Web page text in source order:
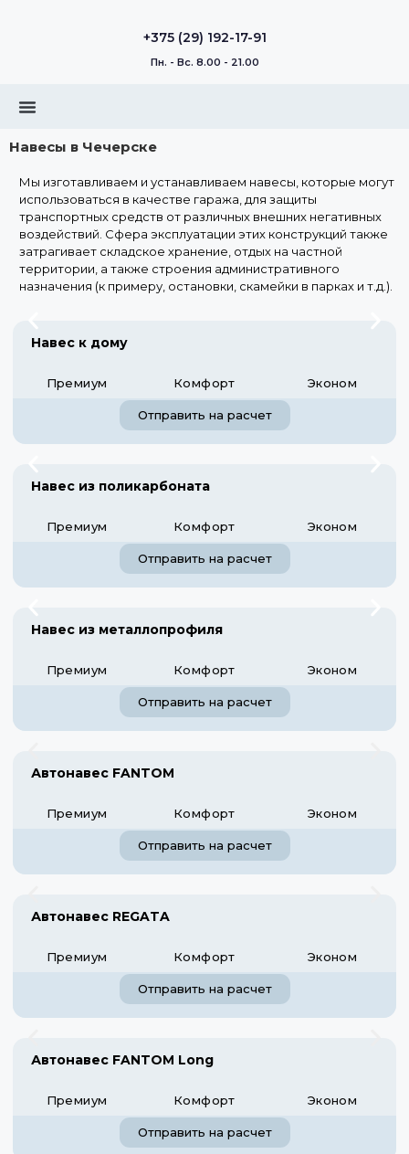
+375 (29) 192-17-91
Пн. - Вс. 8.00 - 21.00
Навесы в Чечерске
Мы изготавливаем и устанавливаем навесы, которые могут
использоваться в качестве гаража, для защиты
транспортных средств от различных внешних негативных
воздействий. Сфера эксплуатации этих конструкций также
затрагивает складское хранение, отдых на частной
территории, а также строения административного
назначения (к примеру, остановки, скамейки в парках и т.д.).
Навес к дому
Премиум Комфорт Эконом
Отправить на расчет
Навес из поликарбоната
Премиум Комфорт Эконом
Отправить на расчет
Навес из металлопрофиля
Премиум Комфорт Эконом
Отправить на расчет
Автонавес FANTOM
Премиум Комфорт Эконом
Отправить на расчет
Автонавес REGATA
Премиум Комфорт Эконом
Отправить на расчет
Автонавес FANTOM Long
Премиум Комфорт Эконом
Отправить на расчет